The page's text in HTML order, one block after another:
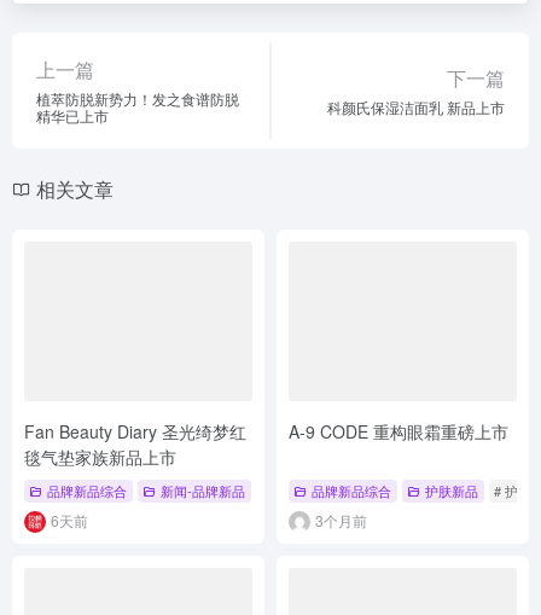
上一篇
植萃防脱新势力！发之食谱防脱
精华已上市
下一篇
科颜氏保湿洁面乳 新品上市
相关文章
Fan Beauty Diary 圣光绮梦红
毯气垫家族新品上市
品牌新品综合 新闻-品牌新品 # 圣光绮梦红毯气垫 # 奢润钻光 # 丝雾柔雾
6天前
A-9 CODE 重构眼霜重磅上市
品牌新品综合 护肤新品 # 护肤
3个月前